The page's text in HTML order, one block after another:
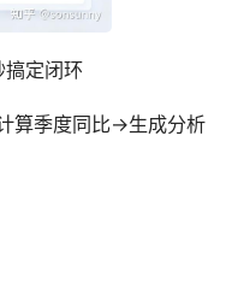
定闭环
算季度同比→生成分析